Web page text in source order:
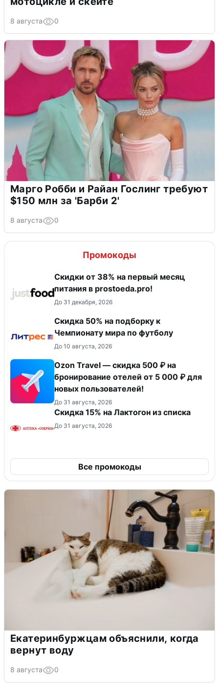
8 августа 0
Марго Робби и Райан Гослинг требуют
$150 млн за 'Барби 2'
8 августа 0
Промокоды
​Скидки от 38% на первый месяц
питания в prostoeda.pro!
До 31 декабря, 2026
Скидка 50% на подборку к
Чемпионату мира по футболу
До 10 августа, 2026
Ozon Travel — скидка 500 ₽ на
бронирование отелей от 5 000 ₽ для
новых пользователей!
До 31 августа, 2026
Скидка 15% на Лактогон из списка
До 31 августа, 2026
Все промокоды
Екатеринбуржцам объяснили, когда
вернут воду
8 августа 0